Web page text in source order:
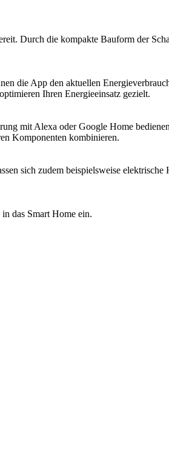
Durch die kompakte Bauform der
die App den aktuellen
Ihren Energieeinsatz gezielt.
mit Alexa oder Google Home
Komponenten kombinieren.
sich zudem beispielsweise elektrische
das Smart Home ein.